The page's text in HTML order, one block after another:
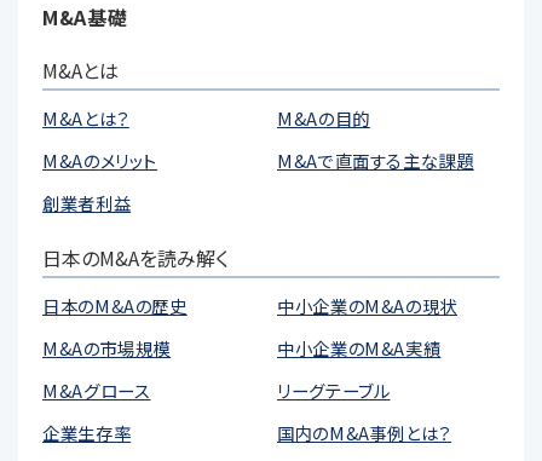
M&A基礎
M&Aとは
M&Aとは？
M&Aの目的
M&Aのメリット
M&Aで直面する主な課題
創業者利益
日本のM&Aを読み解く
日本のM&Aの歴史
中小企業のM&Aの現状
M&Aの市場規模
中小企業のM&A実績
M&Aグロース
リーグテーブル
企業生存率
国内のM&A事例とは？